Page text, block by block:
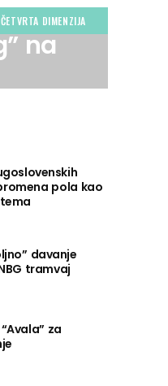
ČETVRTA DIMENZIJA
na
pola kao
davanje
tramvaj
za